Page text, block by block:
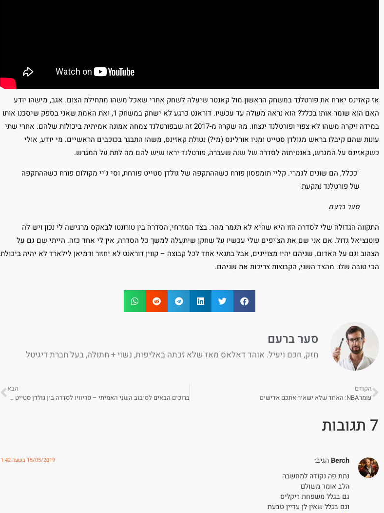
אז קאזינס יארח את פורטלנד במשחק הראשון מול קאנטר שיעלה לשחק אחרי שאכל משהו מתחילת הצום. אגב, מישהו יודע
האם הוא שומר אותו בכלל? הוא נראה מעולה עד עכשיו. דוראנט כרגע לא ישחק במשחק 1, ואת האמת שאני בספק שיסכנו אותו
במידה ויקרה משהו לא צפוי ופורטלנד ינצחו. מה שקרה מ-2017 זה שבפורטלנד צמחה אמונה אמיתית ביכולות שלהם. אחרי שתי
עונות שהם קיבלו בראש מגולדן סטייט ומניו אורלינס (מי?) נטולת קאזינס, משהו התבגר בכוכבים הראשיים. מי יודע, אולי
כשקאזינס על המגרש, באנטיתזה לסדרה של שנה שעברה, פורטלנד יראו שיש להם מה לתת על המגרש.
"ככלל, הם שונים לגמרי. קליי תומפסון פורח כשההתקפה של גולדן סטייט פורחת, וסי ג'יי מקולום פורח כשההתקפה
של פורטלנד נתקעת"
סער ברעם
התקווה הגדולה שלי לסדרה הזו היא שהיא לא תגמר מהר. בצד המזרחי, הסדרה בין טורונטו לבאקס מרגישה לי נכון ויש לה
פוטנציאל גדול. אם אני שם את הצ'יפים שלי עכשיו על שחקן שיתעלה למשך כל הסדרה, אין לי אחד כזה. הייתי שם גם על
הצהוב וגם על האדום. שניהם יהיו מצויינים, אבל בתנאי אחד לכל קבוצה – קווין דוראנט לא יחזור ודמיאן לילארד לא יהיה ביכולת
הכי טובה שלו. מהצד השני, הקבוצות צריכות את שניהם.
סער ברעם
חזק, חכם ויעיל. אוהד דאלאס מאז שלא זכתה באליפות, נשוי + חתולה, בעל חברת דיגיטל
הקודם
עומרNBA: האחד שלא ישאיר אתכם אדישים
הבא
ברוכים הבאים לסיבוב השני האמיתי – פריוויו לסדרה בין גולדן סטייט לפורטלנד
7 תגובות
Berch הגיב: 15/05/2019 בשעה 1:42
נתת פה נקודה למחשבה
הלב אומר משולם
גם בגלל משפחת ריקליס
וגם בגלל שאין לן עדיין טבעת